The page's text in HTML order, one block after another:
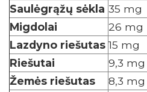
Saulėgrąžų sėkla 35 mg
Migdolai
26 mg
Lazdyno riešutas 15 mg
Riešutai
9,3 mg
Žemės riešutas
8,3 mg